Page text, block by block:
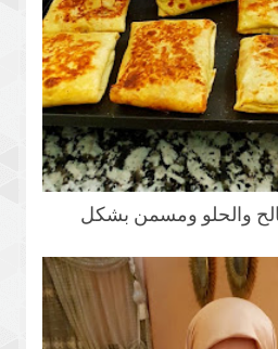
والحلو ومسمن بشكل